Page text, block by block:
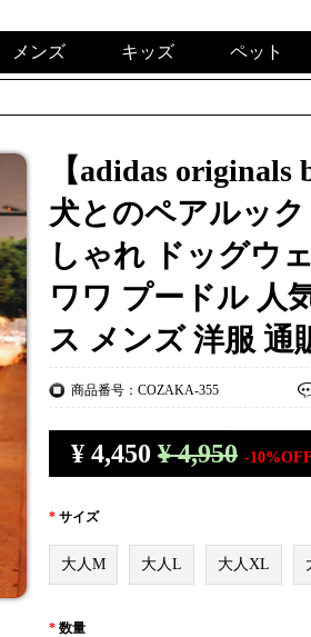
メンズ キッズ ペット
【adidas
犬とのペアルッ
しゃれ ドッグウ
ワワ プードル 人
ス メンズ 洋服 通
商品番号：COZAKA-355
¥ 4,450 ¥ 4,950 -
* サイズ
大人M 大人L 大人XL
* 数量